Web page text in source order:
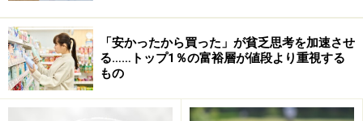
「安かったから買った」が貧乏思考を加速させ
る……トップ1％の富裕層が値段より重視する
もの